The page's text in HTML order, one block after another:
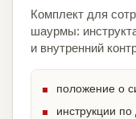
Комплект для
шаурмы:
и внутренний
положение о
инструкции